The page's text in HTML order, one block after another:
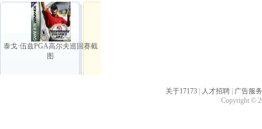
泰戈·伍兹PGA高尔夫巡回赛截
图
关于17173 人才招聘
广告服务
Copyright ©